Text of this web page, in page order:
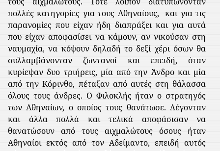
πολλές κατηγορίες για τους Αθηναίους,
και για τις
παρανομίες που είχαν ήδη διαπράξει και για αυτά
που είχαν αποφασίσει να κάμουν, αν νικούσαν στη
ναυμαχία, να κόψουν δηλαδή το δεξί χέρι όσων θα
συλλαμβάνονταν ζωντανοί και επειδή, όταν
κυρίεψαν δυο τριήρεις, μία από την Άνδρο και μία
από την Κόρινθο, πέταξαν από αυτές στη θάλασσα
όλους τους άνδρες. Ο Φιλοκλής ήταν ο στρατηγός
των Αθηναίων, ο οποίος τους θανάτωσε. Λέγονταν
και άλλα πολλά και τελικά αποφάσισαν να
θανατώσουν από τους αιχμαλώτους όσους ήταν
Αθηναίοι εκτός από τον Αδείμαντο, επειδή αυτός